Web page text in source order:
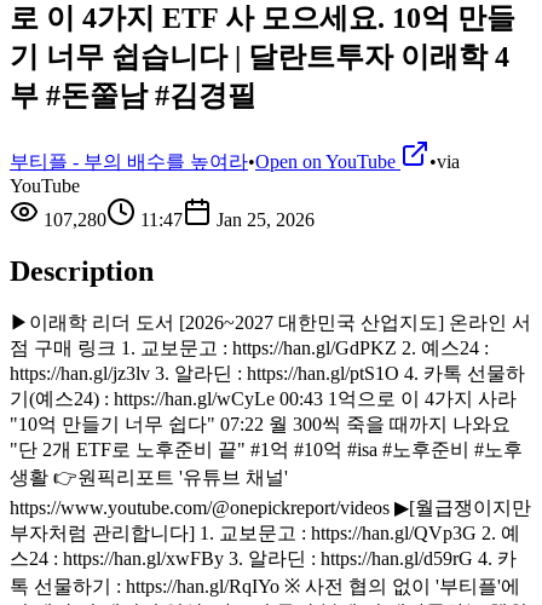
로 이 4가지 ETF 사 모으세요. 10억 만들
기 너무 쉽습니다 | 달란트투자 이래학 4
부 #돈쭐남 #김경필
부티플 - 부의 배수를 높여라•Open on YouTube •via
YouTube
107,280
11:47 Jan 25, 2026
Description
▶이래학 리더 도서 [2026~2027 대한민국 산업지도] 온라인 서
점 구매 링크 1. 교보문고 : https://han.gl/GdPKZ 2. 예스24 :
https://han.gl/jz3lv 3. 알라딘 : https://han.gl/ptS1O 4. 카톡 선물하
기(예스24) : https://han.gl/wCyLe 00:43 1억으로 이 4가지 사라
"10억 만들기 너무 쉽다" 07:22 월 300씩 죽을 때까지 나와요
"단 2개 ETF로 노후준비 끝" #1억 #10억 #isa #노후준비 #노후
생활 👉원픽리포트 '유튜브 채널'
https://www.youtube.com/@onepickreport/videos ▶[월급쟁이지만
부자처럼 관리합니다] 1. 교보문고 : https://han.gl/QVp3G 2. 예
스24 : https://han.gl/xwFBy 3. 알라딘 : https://han.gl/d59rG 4. 카
톡 선물하기 : https://han.gl/RqIYo ※ 사전 협의 없이 '부티플'에